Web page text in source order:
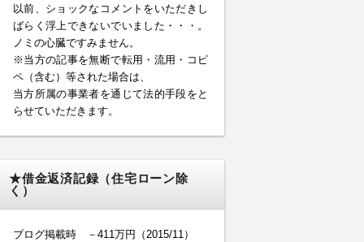
以前、ショックなコメントをいただきし
ばらく浮上できないでいました・・・。
ノミの心臓ですみません。
※当方の記事を無断で転用・流用・コピ
ペ（含む）等された場合は、
当方所属の事業者を通じて法的手段をと
らせていただきます。
★借金返済記録（住宅ローン除
く）
ブログ掲載時 －411万円（2015/11）